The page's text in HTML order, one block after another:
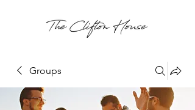
Groups